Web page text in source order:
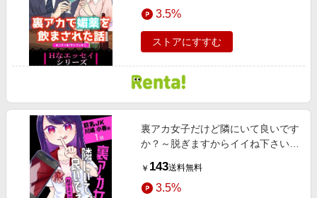
3.5%
ストアにすすむ
裏アカ女子だけど隣にいて良いです
か？～脱ぎますからイイね下さい～
第1話
￥ 143送料無料
3.5%